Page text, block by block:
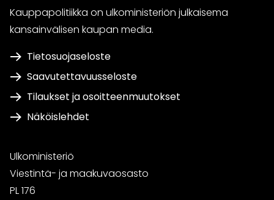
Kauppapolitiikka on ulkoministeriön julkaisema
kansainvälisen kaupan media.
Tietosuojaseloste
Saavutettavuusseloste
Tilaukset ja osoitteenmuutokset
Näköislehdet
Ulkoministeriö
Viestintä- ja maakuvaosasto
PL 176